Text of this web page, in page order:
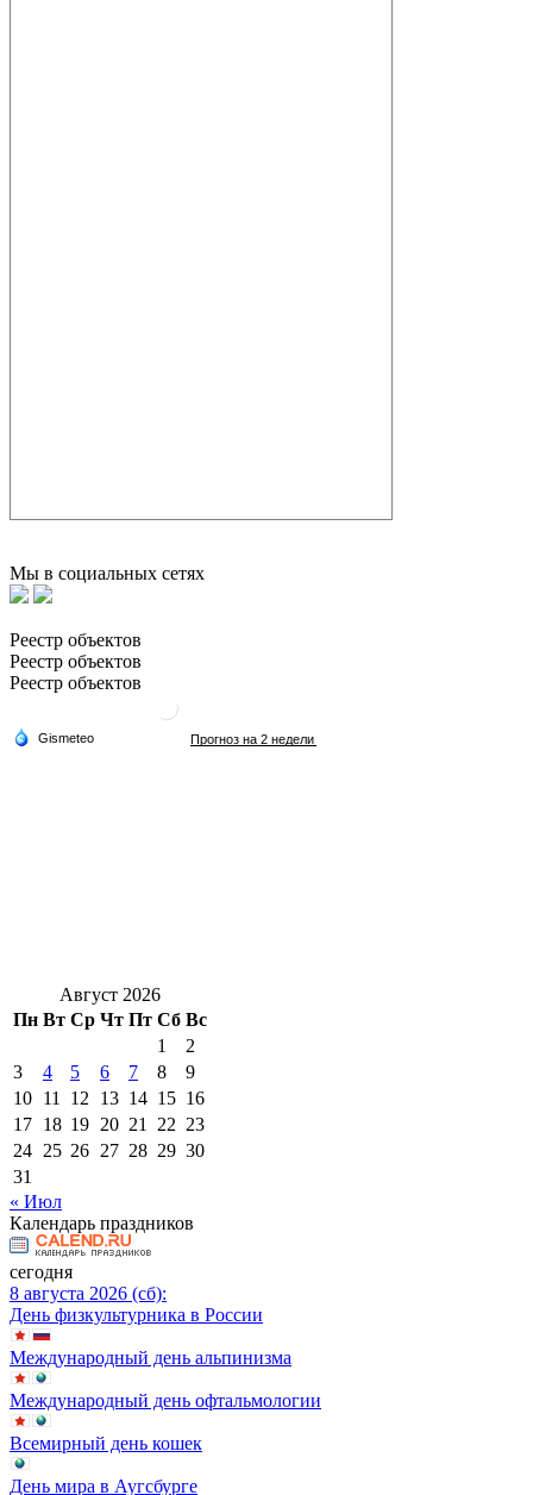
Мы в социальных сетях
Реестр объектов
Реестр объектов
Реестр объектов
Август 2026
Пн Вт Ср Чт Пт Сб Вс
1
2
3
4 5 6 7 8
9
10 11 12 13 14 15 16
17 18 19 20 21 22 23
24 25 26 27 28 29 30
31
« Июл
Календарь праздников
сегодня
8 августа 2026 (сб):
День физкультурника в России
Международный день альпинизма
Международный день офтальмологии
Всемирный день кошек
День мира в Аугсбурге